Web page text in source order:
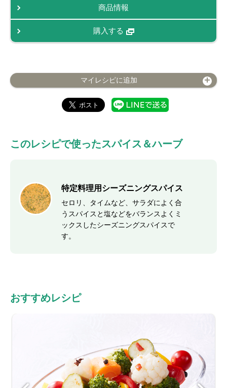
商品情報
購入する
マイレシピに追加
このレシピで使ったスパイス＆ハーブ
特定料理用シーズニングスパイス
セロリ、タイムなど、サラダによく合
うスパイスと塩などをバランスよくミ
ックスしたシーズニングスパイスで
す。
おすすめレシピ